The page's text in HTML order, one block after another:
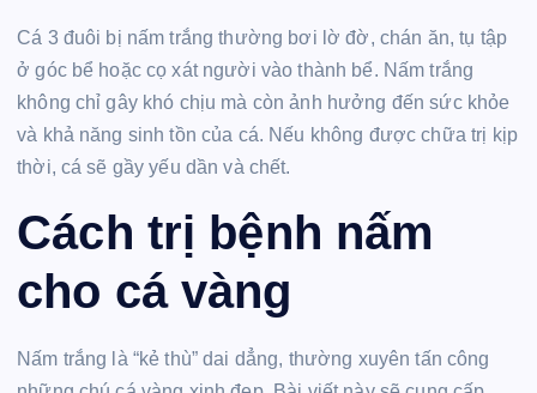
Cá 3 đuôi bị nấm trắng thường bơi lờ đờ, chán ăn, tụ tập
ở góc bể hoặc cọ xát người vào thành bể. Nấm trắng
không chỉ gây khó chịu mà còn ảnh hưởng đến sức khỏe
và khả năng sinh tồn của cá. Nếu không được chữa trị kịp
thời, cá sẽ gầy yếu dần và chết.
Cách trị bệnh nấm
cho cá vàng
Nấm trắng là “kẻ thù” dai dẳng, thường xuyên tấn công